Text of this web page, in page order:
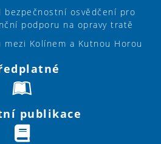
bezpečnostní osvědčení pro
podporu na opravy tratě
mezi Kolínem a Kutnou Horou
publikace